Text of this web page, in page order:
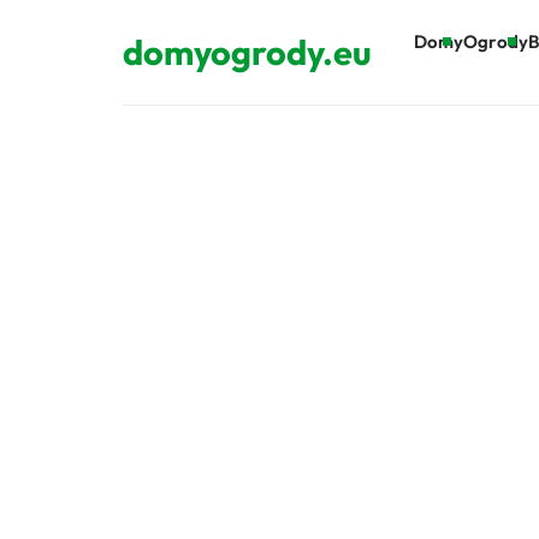
domyogrody.eu DomyOgrody